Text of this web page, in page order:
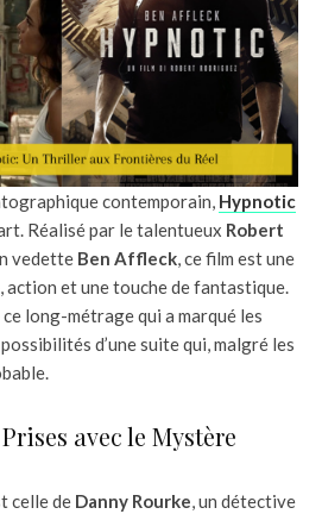
contemporain, Hypnotic
Réalisé par le talentueux Robert
vedette Ben Affleck , ce film est une
et une touche de fantastique.
long-métrage qui a marqué les
d’une suite qui, malgré les
avec le Mystère
celle de Danny Rourke , un détective